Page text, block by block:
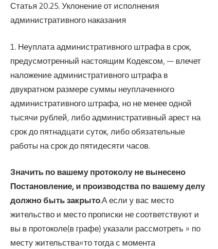
Статья 20.25. Уклонение от исполнения
административного наказания
1. Неуплата административного штрафа в срок,
предусмотренный настоящим Кодексом, — влечет
наложение административного штрафа в
двукратном размере суммы неуплаченного
административного штрафа, но не менее одной
тысячи рублей, либо административный арест на
срок до пятнадцати суток, либо обязательные
работы на срок до пятидесяти часов.
Значить по вашему протоколу не вынесено
Постановление, и производства по вашему делу
должно быть закрыто.А если у вас место
жительство и место прописки не соответствуют и
вы в протоколе(в графе) указали рассмотреть » по
месту жительства«то тогда с момента